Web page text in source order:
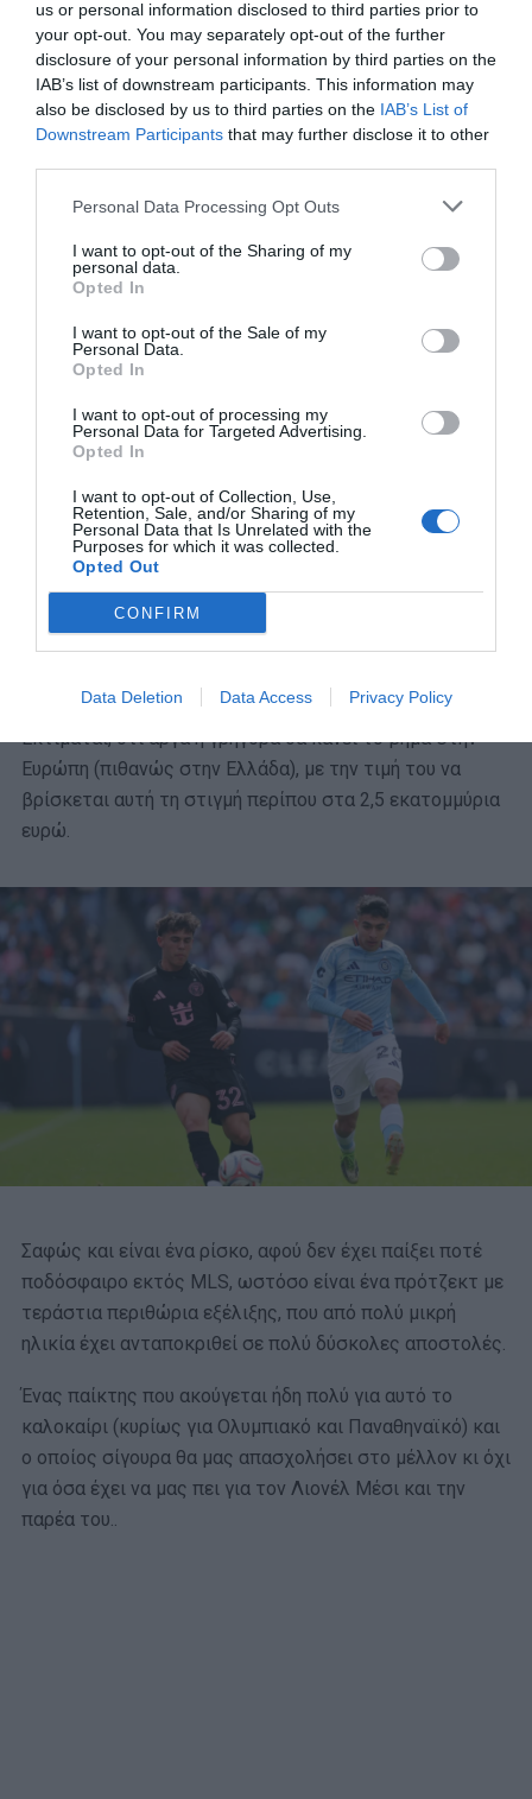
us or personal information disclosed to third parties prior to
your opt-out. You may separately opt-out of the further
disclosure of your personal information by third parties on the
IAB’s list of downstream participants. This information may
also be disclosed by us to third parties on the IAB’s List of
Downstream Participants that may further disclose it to other
Personal Data Processing Opt Outs
I want to opt-out of the Sharing of my
personal data.
Opted In
I want to opt-out of the Sale of my
Personal Data.
Opted In
I want to opt-out of processing my
Personal Data for Targeted Advertising.
Opted In
I want to opt-out of Collection, Use,
Retention, Sale, and/or Sharing of my
Personal Data that Is Unrelated with the
Purposes for which it was collected.
Opted Out
CONFIRM
Data Deletion Data Access Privacy Policy
Ο Νόα Άλεν δεν είναι ο κλασικός αέρινος αριστερός
άκρο της άμυνας, όσο και ως αριστερός στόπερ.
είναι… ντούκι. Είναι εξαιρετικά γυμνασμένος, πάει με
χίλια σε κάθε μονομαχία και αυτό του επιτρέπει να
παίζει στο κέντρο της άμυνας και να ανοίξει πολλούς
άλλους τακτικούς δρόμους, κυρίως ως προς το build-up.
Εργαλείο
Ο Άλεν είναι ένα φοβερά χρήσιμο εργαλείο και όσο οι
σχηματισμοί με τρεις στόπερ είναι στην μόδα στην
Ευρώπη, τόσο περισσότερο μεγαλώνει η αξία του, αφού
οι αριστεροπόδαροι στόπερ είναι δυσεύρετοι στην
Εκτιμάται, ότι αργά ή γρήγορα θα κάνει το βήμα στην
Ευρώπη (πιθανώς στην Ελλάδα), με την τιμή του να
βρίσκεται αυτή τη στιγμή περίπου στα 2,5 εκατομμύρια
ευρώ.
Σαφώς και είναι ένα ρίσκο, αφού δεν έχει παίξει ποτέ
ποδόσφαιρο εκτός MLS, ωστόσο είναι ένα πρότζεκτ με
τεράστια περιθώρια εξέλιξης, που από πολύ μικρή
ηλικία έχει ανταποκριθεί σε πολύ δύσκολες αποστολές.
Ένας παίκτης που ακούγεται ήδη πολύ για αυτό το
καλοκαίρι (κυρίως για Ολυμπιακό και Παναθηναϊκό) και
ο οποίος σίγουρα θα μας απασχολήσει στο μέλλον κι όχι
για όσα έχει να μας πει για τον Λιονέλ Μέσι και την
παρέα του..